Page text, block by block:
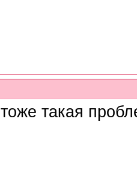
тоже такая